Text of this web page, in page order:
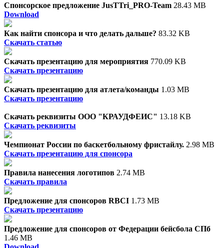
Спонсорское предложение JusTTri_PRO-Team 28.43 MB
Download
Как найти спонсора и что делать дальше? 83.32 KB
Скачать статью
Скачать презентацию для мероприятия 770.09 KB
Скачать презентацию
Скачать презентацию для атлета/команды 1.03 MB
Скачать презентацию
Скачать реквизиты ООО "КРАУДФЕИС" 13.18 KB
Скачать реквизиты
Чемпионат России по баскетбольному фристайлу. 2.98 MB
Скачать презентацию для спонсора
Правила нанесения логотипов 2.74 MB
Скачать правила
Предложение для спонсоров RBCI 1.73 MB
Скачать презентацию
Предложение для спонсоров от Федерации бейсбола СПб
1.46 MB